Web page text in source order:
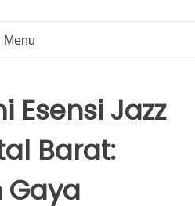
Menu
Esensi Jazz
Barat:
Gaya